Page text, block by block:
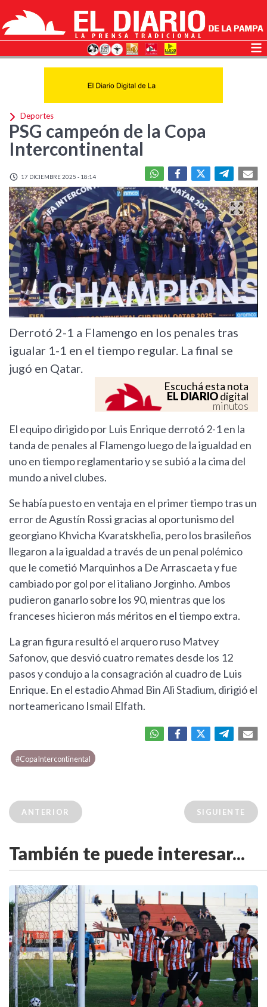
Deportes
PSG campeón de la Copa
Intercontinental
17 DICIEMBRE 2025 - 18:14
Derrotó 2-1 a Flamengo en los penales tras
igualar 1-1 en el tiempo regular. La final se
jugó en Qatar.
Escuchá esta nota
EL DIARIOdigital
minutos
El equipo dirigido por Luis Enrique derrotó 2-1 en la
tanda de penales al Flamengo luego de la igualdad en
uno en tiempo reglamentario y se subió a la cima del
mundo a nivel clubes.
Se había puesto en ventaja en el primer tiempo tras un
error de Agustín Rossi gracias al oportunismo del
georgiano Khvicha Kvaratskhelia, pero los brasileños
llegaron a la igualdad a través de un penal polémico
que le cometió Marquinhos a De Arrascaeta y fue
cambiado por gol por el italiano Jorginho. Ambos
pudieron ganarlo sobre los 90, mientras que los
franceses hicieron más méritos en el tiempo extra.
La gran figura resultó el arquero ruso Matvey
Safonov, que desvió cuatro remates desde los 12
pasos y condujo a la consagración al cuadro de Luis
Enrique. En el estadio Ahmad Bin Ali Stadium, dirigió el
norteamericano Ismail Elfath.
#CopaIntercontinental
ANTERIOR SIGUIENTE
También te puede interesar...